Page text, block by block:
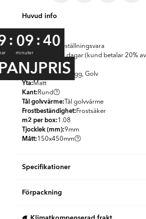
KLINKER
: 09
minuter
:39
i ett förskuret format. För att säkerställa
sektionerna fogas vid installationen. Korrekt
Huvud info
SKU: KLR3120
Lagerstatus:Beställningsvara
Returvillkor: 14 dagar (kund betalar 20%
Kollektioner: Prato
Golv eller vägg:Vägg, Golv
Yta: Matt
Kant: Rund
Tål golvvärme: Tål golvvärme
Frostbeständighet: Frostsäker
m2 per box:1.08
Tjocklek (mm):9mm
Mått:150x450mm
Specifikationer
Produktmaterial:
Utseende: Terracotta
Land:Spanien
Förpackning
m2 per box: